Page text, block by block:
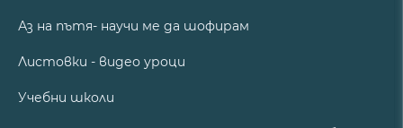
Аз на пътя- научи ме да шофирам
Листовки - видео уроци
Учебни школи